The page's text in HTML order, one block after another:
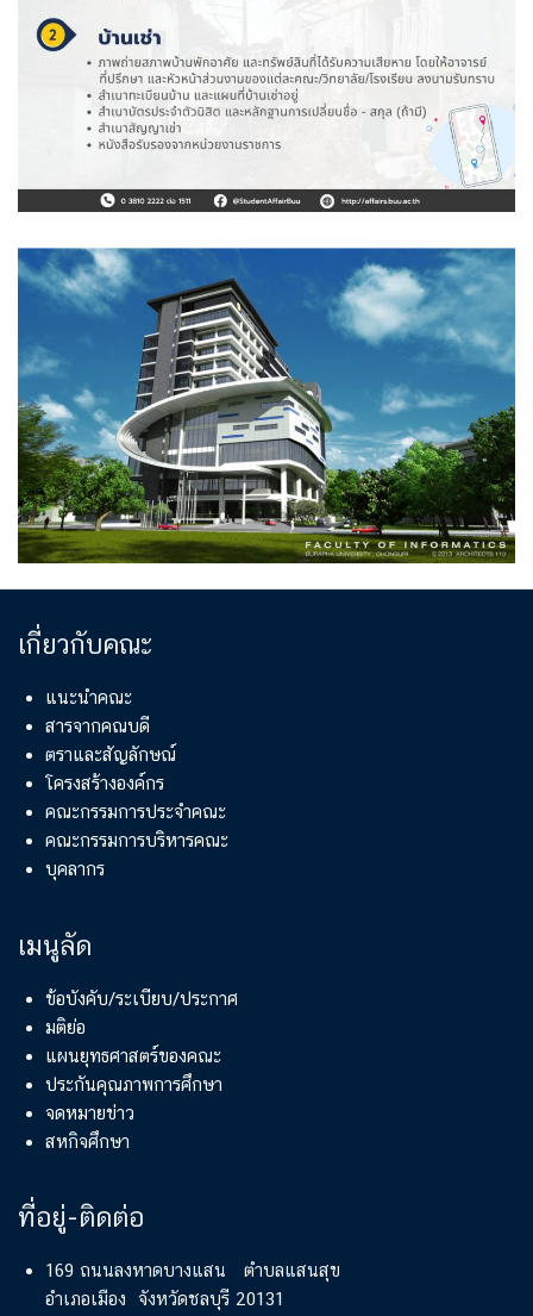
เกี่ยวกับคณะ
แนะนำคณะ
สารจากคณบดี
ตราและสัญลักษณ์
โครงสร้างองค์กร
คณะกรรมการประจำคณะ
คณะกรรมการบริหารคณะ
บุคลากร
เมนูลัด
ข้อบังคับ/ระเบียบ/ประกาศ
มติย่อ
แผนยุทธศาสตร์ของคณะ
ประกันคุณภาพการศึกษา
จดหมายข่าว
สหกิจศึกษา
ที่อยู่-ติดต่อ
169 ถนนลงหาดบางแสน ตำบลแสนสุข
อำเภอเมือง จังหวัดชลบุรี 20131